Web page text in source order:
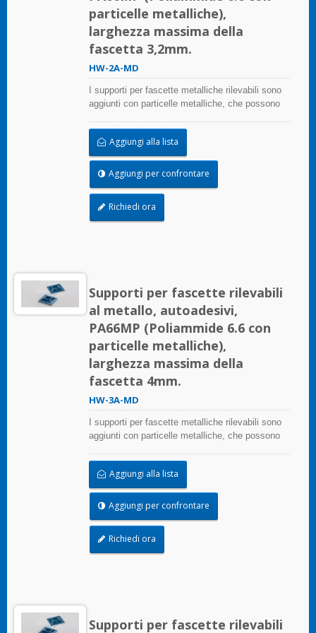
particelle metalliche),
larghezza massima della
fascetta 3,2mm.
HW-2A-MD
I supporti per fascette metalliche rilevabili sono
aggiunti con particelle metalliche, che possono
detector. Anche piccoli frammenti possono
essere rilevati. Può principalmente risolvere il
problema degli inquinanti e dei corpi estranei che
entrano nel processo nell'industria alimentare,
farmaceutica e medica. I supporti per fascette
metalliche rilevabili sono conformi ai requisiti
della National Food and Drug Administration
Aggiungi alla lista
Aggiungi per confrontare
Richiedi ora
Supporti per fascette rilevabili
al metallo, autoadesivi,
PA66MP (Poliammide 6.6 con
particelle metalliche),
larghezza massima della
fascetta 4mm.
HW-3A-MD
I supporti per fascette metalliche rilevabili sono
aggiunti con particelle metalliche, che possono
detector. Anche piccoli frammenti possono
essere rilevati. Può principalmente risolvere il
problema degli inquinanti e dei corpi estranei che
entrano nel processo nell'industria alimentare,
farmaceutica e medica. I supporti per fascette
metalliche rilevabili sono conformi ai requisiti
della National Food and Drug Administration
Aggiungi alla lista
Aggiungi per confrontare
Richiedi ora
Supporti per fascette rilevabili